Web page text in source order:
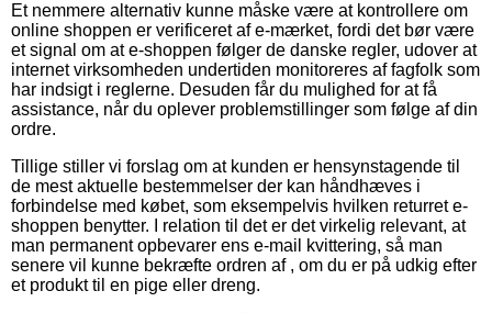
Et nemmere alternativ kunne måske være at kontrollere om
online shoppen er verificeret af e-mærket, fordi det bør være
et signal om at e-shoppen følger de danske regler, udover at
internet virksomheden undertiden monitoreres af fagfolk som
har indsigt i reglerne. Desuden får du mulighed for at få
assistance, når du oplever problemstillinger som følge af din
ordre.
Tillige stiller vi forslag om at kunden er hensynstagende til
de mest aktuelle bestemmelser der kan håndhæves i
forbindelse med købet, som eksempelvis hvilken returret e-
shoppen benytter. I relation til det er det virkelig relevant, at
man permanent opbevarer ens e-mail kvittering, så man
senere vil kunne bekræfte ordren af , om du er på udkig efter
et produkt til en pige eller dreng.